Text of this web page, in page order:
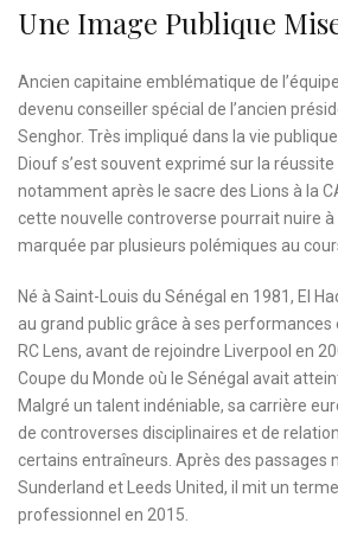
Une Image Publique
Ancien capitaine emblématique de
devenu conseiller spécial de l’ancien
Senghor. Très impliqué dans la vie
Diouf s’est souvent exprimé sur la
notamment après le sacre des Lions à la
cette nouvelle controverse pourrait nuire
marquée par plusieurs polémiques au
Né à Saint-Louis du Sénégal en 1981, El
au grand public grâce à ses performances
RC Lens, avant de rejoindre Liverpool en
Coupe du Monde où le Sénégal avait
Malgré un talent indéniable, sa carrière
de controverses disciplinaires et de
certains entraîneurs. Après des passages
Sunderland et Leeds United, il mit un
professionnel en 2015.